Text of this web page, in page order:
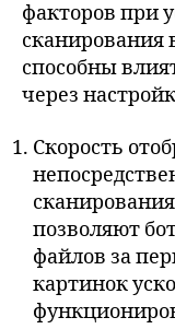
факторов при
сканирования
способны
через
Скорость
позволяют
файлов за
картинок